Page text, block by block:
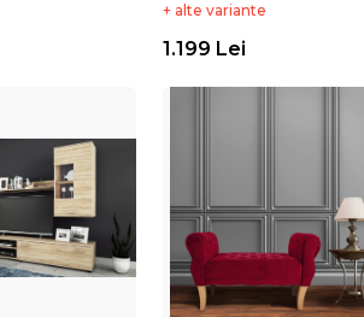
+ alte variante
1.199 Lei